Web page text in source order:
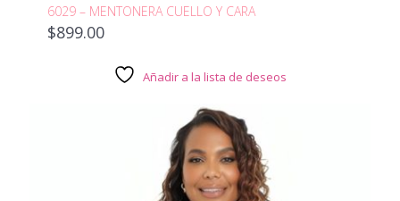
6029 – MENTONERA CUELLO Y CARA
$899.00
Añadir a la lista de deseos